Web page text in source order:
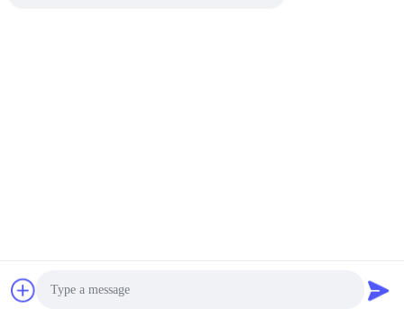
चीन अच्छी गुणवत्ता केबल स्ट्रैंडिंग मशीन आपूर्तिकर्ता. कॉपीराइट © 2018-2026 Beyde
Trading Co.,Ltd सभी अधिकार सुरक्षित हैं।